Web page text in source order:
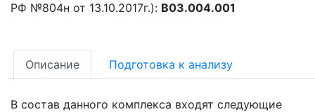
РФ №804н от 13.10.2017г.): B03.004.001
Описание Подготовка к анализу
В состав данного комплекса входят следующие